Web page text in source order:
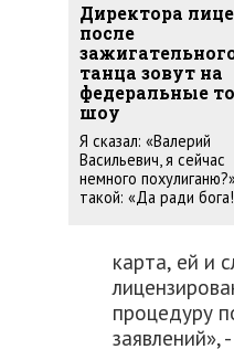
Директора
после
танца зовут на
федеральные
шоу
Я сказал: «Валерий
Васильевич, я сейчас
немного
такой: «Да ради
карта, ей и
процедуру
заявлений»,